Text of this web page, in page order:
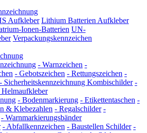
Aufkleber Lithium Batterien Aufkleber
Ionen-Batterien UN-
Verpackungskennzeichen
- Warnzeichen -
- Gebotszeichen - Rettungszeichen -
- Sicherheitskennzeichnung Kombischilder -
Helmaufkleber
- Bodenmarkierung - Etikettentaschen -
& Klebezahlen - Regalschilder -
- Warnmarkierungsbänder
- Abfallkennzeichen - Baustellen Schilder -